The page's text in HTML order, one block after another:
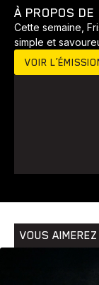
Animaux
Voyage
À PROPOS DE
Cette semaine,
simple et
VOIR
VOUS